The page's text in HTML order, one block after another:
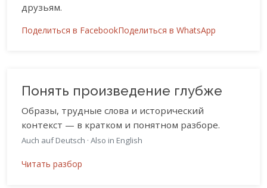
друзьям.
Поделиться в FacebookПоделиться в WhatsApp
Понять произведение глубже
Образы, трудные слова и исторический
контекст — в кратком и понятном разборе.
Auch auf Deutsch · Also in English
Читать разбор